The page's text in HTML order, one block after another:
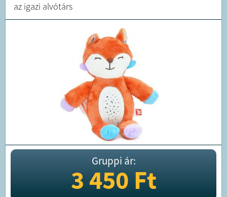
az igazi alvótárs
Gruppi ár:
3 450Ft